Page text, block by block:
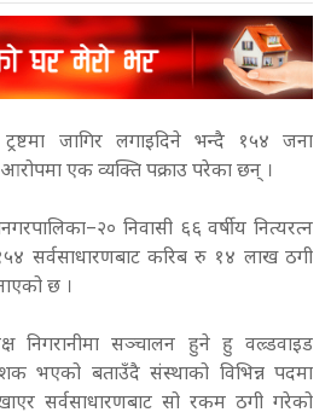
ट्रष्टमा जागिर लगाइदिने भन्दै १५४ जना
एक व्यक्ति पक्राउ परेका छन् ।
निवासी ६६ वर्षीय नित्यरत्न
सर्वसाधारणबाट करिब रु १४ लाख ठगी
छ ।
निगरानीमा सञ्चालन हुने हु वल्र्डवाइड
भएको बताउँदै संस्थाको विभिन्न पदमा
सर्वसाधारणबाट सो रकम ठगी गरेको